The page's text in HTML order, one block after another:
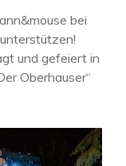
bei
und gefeiert in
Oberhauser“